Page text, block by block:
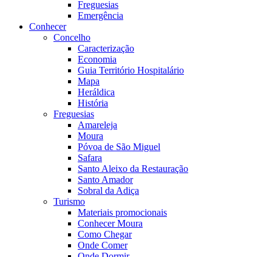
Freguesias
Emergência
Conhecer
Concelho
Caracterização
Economia
Guia Território Hospitalário
Mapa
Heráldica
História
Freguesias
Amareleja
Moura
Póvoa de São Miguel
Safara
Santo Aleixo da Restauração
Santo Amador
Sobral da Adiça
Turismo
Materiais promocionais
Conhecer Moura
Como Chegar
Onde Comer